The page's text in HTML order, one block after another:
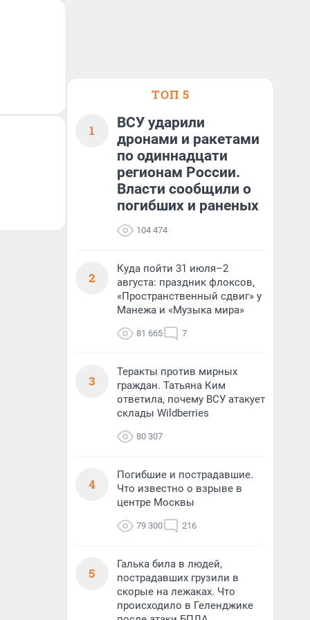
ТОП 5
1
ВСУ ударили
дронами и ракетами
по одиннадцати
регионам России.
Власти сообщили о
погибших и раненых
104 474
2
Куда пойти 31 июля–2
августа: праздник флоксов,
«Пространственный сдвиг» у
Манежа и «Музыка мира»
81 665 7
3
Теракты против мирных
граждан. Татьяна Ким
ответила, почему ВСУ атакует
склады Wildberries
80 307
4
Погибшие и пострадавшие.
Что известно о взрыве в
центре Москвы
79 300 216
5
Галька била в людей,
пострадавших грузили в
скорые на лежаках. Что
происходило в Геленджике